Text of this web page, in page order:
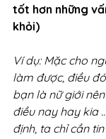
tốt hơn những
khỏi)
Ví dụ: Mặc cho
làm được, điều
bạn là nữ giới
điều nay hay kia
định, ta chỉ cần